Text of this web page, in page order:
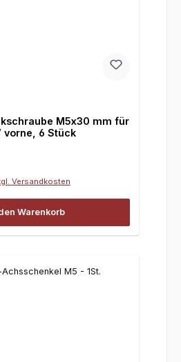
M5x30 mm für
vorne, 6 Stück
Versandkosten
Warenkorb